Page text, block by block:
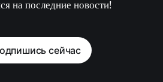
на последние новости!
сейчас